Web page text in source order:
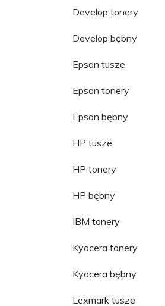
Develop tonery
Develop bębny
Epson tusze
Epson tonery
Epson bębny
HP tusze
HP tonery
HP bębny
IBM tonery
Kyocera tonery
Kyocera bębny
Lexmark tusze